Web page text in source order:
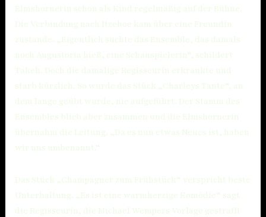
Elmshornerin schon als Kind regelmäßig auf der Bühne.
Die Verbindung nach Itzehoe kam über eine Freundin
zustande. „Eigentlich suchte das Ensemble, das damals
noch Augustoria hieß, eine Schauspielerin“, schildert
Takeh. Doch die damalige Regisseurin erkrankte und
starb kürzlich. So wurde das Stück „Charleys Tante“, an
dem lange geübt wurde, nie aufgeführt. Der Stamm des
Ensembles blieb aber zusammen und die Elmshornerin
übernahm die Leitung. „Da es nun etwas Neues ist, haben
wir uns umbenannt.“
Das Stück „Champagner zum Frühstück“ verspricht beste
Unterhaltung. „Es ist eine warmherzige Komödie“ sagt
die Regisseurin, die Michael Wempers Vorlage gestrafft